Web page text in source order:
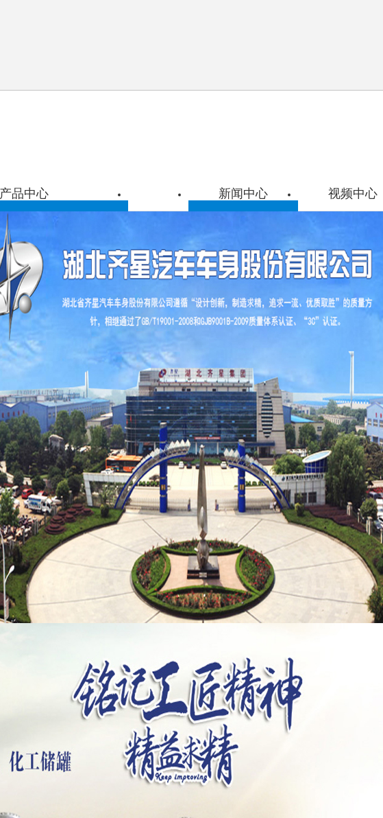
产品中心
移动供热车
工程检修车
危化品单车系列
危化品半挂车系列
飞机加油车系列
普货半挂车系列
LNG槽车系列
LPG槽车系列
LPG橇装系列
罐箱设备系列
低温储罐系列
储罐系列产品
新闻中心
行业资讯
视频中心